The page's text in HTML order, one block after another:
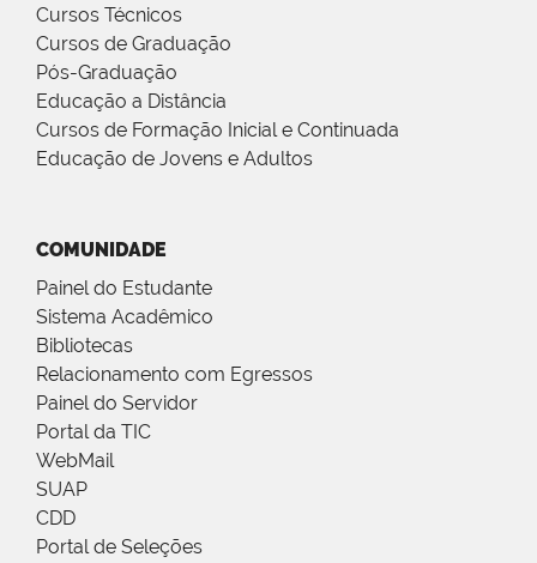
Cursos Técnicos
Cursos de Graduação
Pós-Graduação
Educação a Distância
Cursos de Formação Inicial e Continuada
Educação de Jovens e Adultos
COMUNIDADE
Painel do Estudante
Sistema Acadêmico
Bibliotecas
Relacionamento com Egressos
Painel do Servidor
Portal da TIC
WebMail
SUAP
CDD
Portal de Seleções